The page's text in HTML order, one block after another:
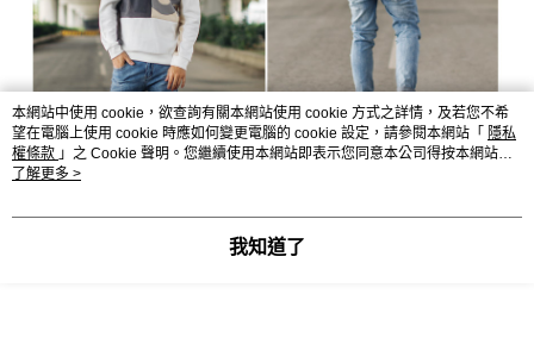
本網站中使用 cookie，欲查詢有關本網站使用 cookie 方式之詳情，及若您不希
望在電腦上使用 cookie 時應如何變更電腦的 cookie 設定，請參閱本網站「 隱私
權條款 」之 Cookie 聲明。您繼續使用本網站即表示您同意本公司得按本網站使
用條款之 Cookie 聲明使用 cookie。
了解更多 >
我知道了